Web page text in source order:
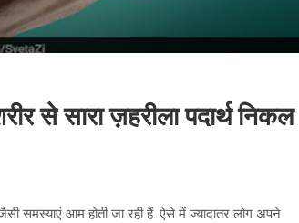
से सारा ज़हरीला पदार्थ निकल
आम होती जा रही हैं. ऐसे में ज्यादातर लोग अपने